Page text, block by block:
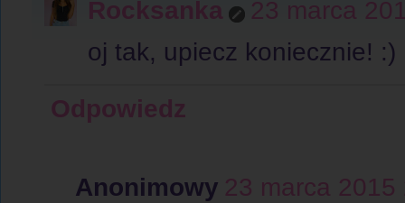
Rocksanka
23 marca
oj tak, upiecz koniecznie! :)
Odpowiedz
Anonimowy 23 marca 2015